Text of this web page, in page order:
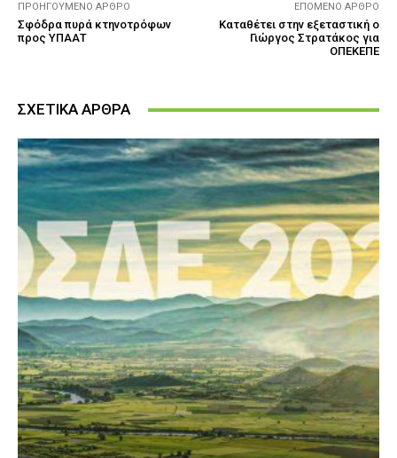
ΠΡΟΗΓΟΎΜΕΝΟ ΆΡΘΡΟ
Σφόδρα πυρά κτηνοτρόφων
προς ΥΠΑΑΤ
ΕΠΌΜΕΝΟ ΆΡΘΡΟ
Καταθέτει στην εξεταστική ο
Γιώργος Στρατάκος για
ΟΠΕΚΕΠΕ
ΣΧΕΤΙΚΑ ΑΡΘΡΑ